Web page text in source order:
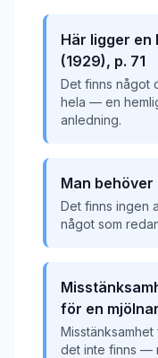
Här ligger en
(1929), p. 71
Det finns något
hela — en
anledning.
Man
Det finns ingen
något som
för en
det inte finns —